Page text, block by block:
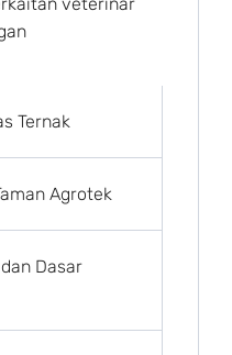
Ternak
Agrotek
Dasar